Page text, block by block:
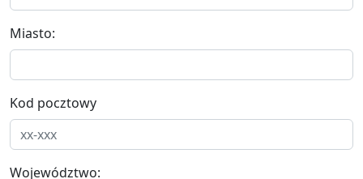
Miasto:
Kod pocztowy
Województwo: